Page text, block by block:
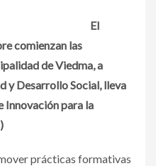
El
comienzan las
de Viedma, a
y Desarrollo Social, lleva
Innovación para la
prácticas formativas